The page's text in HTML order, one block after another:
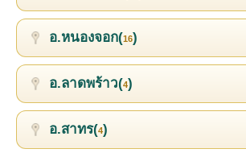
อ.หนองจอก(16)
อ.ลาดพร้าว(4)
อ.สาทร(4)